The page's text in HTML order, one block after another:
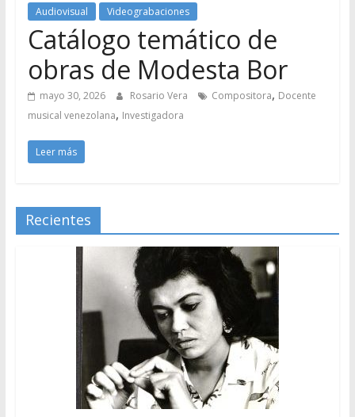
Audiovisual Videograbaciones
Catálogo temático de
obras de Modesta Bor
mayo 30, 2026 Rosario Vera Compositora, Docente
musical venezolana, Investigadora
Leer más
Recientes